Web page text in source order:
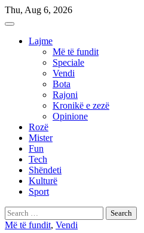
Skip
to
Thu, Aug 6, 2026
Lajme
Më të fundit
Speciale
Vendi
Bota
Rajoni
Kronikë e zezë
Opinione
Rozë
Mister
Fun
Tech
Shëndeti
Kulturë
Sport
Search
for:
Më të fundit, Vendi